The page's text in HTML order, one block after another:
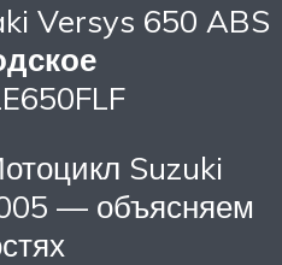
Versys 650 ABS
Suzuki
— объясняем